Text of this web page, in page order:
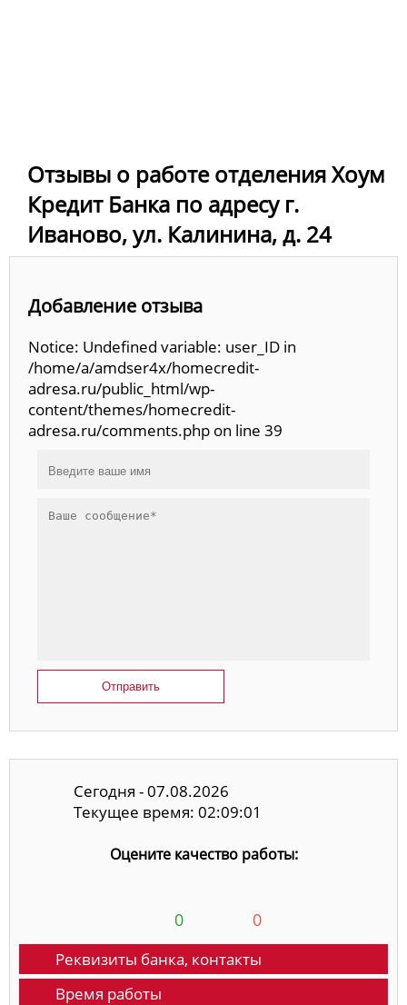
Отзывы о работе отделения Хоум
Кредит Банка по адресу г.
Иваново, ул. Калинина, д. 24
Добавление отзыва
Notice: Undefined variable: user_ID in
/home/a/amdser4x/homecredit-
adresa.ru/public_html/wp-
content/themes/homecredit-
adresa.ru/comments.php on line 39
Отправить
Сегодня - 07.08.2026
Текущее время: 02:09:01
Оцените качество работы:
0 0
Реквизиты банка, контакты
Время работы